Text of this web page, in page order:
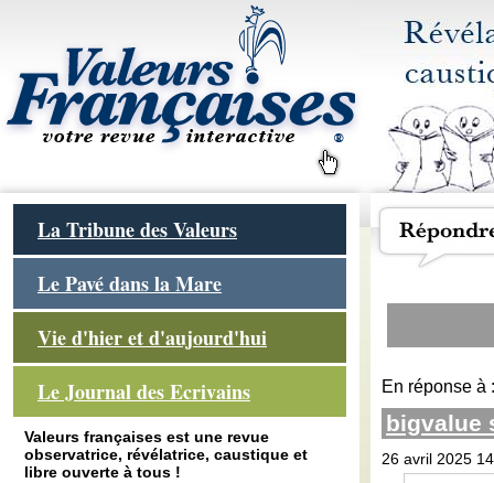
La Tribune des Valeurs
Le Pavé dans la Mare
Vie d'hier et d'aujourd'hui
Le Journal des Ecrivains
Valeurs françaises est une revue
observatrice, révélatrice, caustique et
libre ouverte à tous !
En réponse à :
bigvalue
26 avril 2025